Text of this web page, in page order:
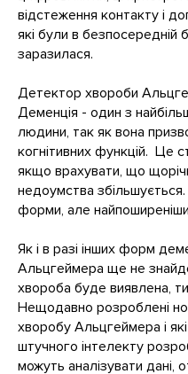
відстеження контакту і
які були в безпосередній
заразилася.
Детектор хвороби
Деменція - один з
людини, так як вона
когнітивних функцій. Це
якщо врахувати, що
недоумства
форми, але
Як і в разі інших форм
Альцгеймера ще не
хвороба буде виявлена,
Нещодавно розроблені
хворобу Альцгеймера і
штучного інтелекту
можуть аналізувати дані,